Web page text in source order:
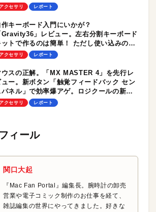
アクセサリ レポート
作キーボード入門にいかが？
Gravity36」レビュー。左右分割キーボード
ットで作るのは簡単！ ただし使い込みの道
、険しく果てなく、奥深い…
アクセサリ レポート
ウスの正解。「MX MASTER 4」を先行レ
ュー。新ボタン「触覚フィードバック セン
パネル」で効率爆アゲ。ロジクールの新フ
ッグシップモデル
アクセサリ レポート
ィール
関口大起
『Mac Fan Portal』編集長。腕時計の卸売
営業や電子コミック制作のお仕事を経て、
雑誌編集の世界にやってきました。好きな